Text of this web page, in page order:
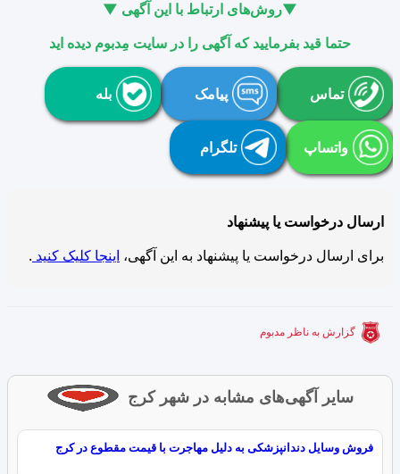
▼روش‌های ارتباط با این آگهی ▼
حتما قید بفرمایید که آگهی را در سایت مِدبوم دیده اید
تماس پیامک بله
واتساپ تلگرام
ارسال درخواست یا پیشنهاد
برای ارسال درخواست یا پیشنهاد به این آگهی، اینجا کلیک کنید .
گزارش به ناظر مدبوم
سایر آگهی‌های مشابه در شهر کرج
فروش وسایل دندانپزشکی به دلیل مهاجرت با قیمت مقطوع در کرج